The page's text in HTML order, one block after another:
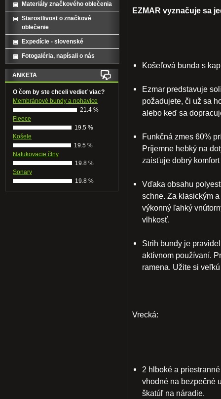
EZMAR vyznačuje sa
Košeľová bunda s
Ezmar predstavuje
požadujete, či už sa
alebo keď sa
Funkčná zmes 60%
Príjemne hebký na
zaisťuje dobrý
Vďaka obsahu
schne. Za klasickým
výkonný ľahký
vlhkosť.
Strih bundy je
aktívnom používaní.
ramena. Užite si
Vrecká:
2 hlboké a
vhodné na bezpečné
škatúľ na náradie.
Materiály značkového oblečenia
Starostlivost o značkové
oblečenie
Expedície - slovenské
Fotogaléria, napísali o nás
ANKETA
O čom by ste chceli vedieť viac?
Membránové bundy a nohavice
21.4 %
Fleece
19.5 %
Košele
19.5 %
Nafukovacie člny
19.8 %
Sonary
19.8 %